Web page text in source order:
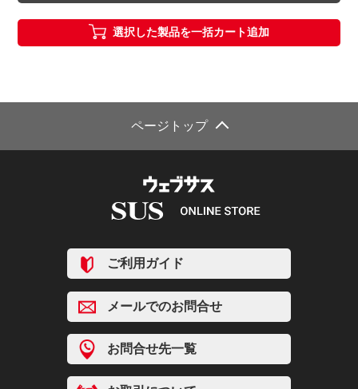
選択した製品を一括カート追加
ページトップ
ご利用ガイド
メールでのお問合せ
お問合せ先一覧